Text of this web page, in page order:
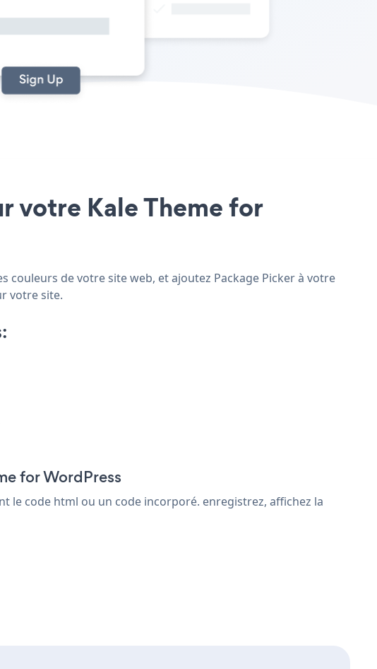
votre Kale Theme for
couleurs de votre site web, et ajoutez Package Picker à votre
votre site.
for WordPress
le code html ou un code incorporé. enregistrez, affichez la